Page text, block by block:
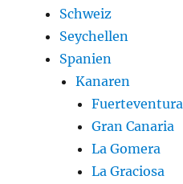
Schweiz
Seychellen
Spanien
Kanaren
Fuerteventura
Gran Canaria
La Gomera
La Graciosa